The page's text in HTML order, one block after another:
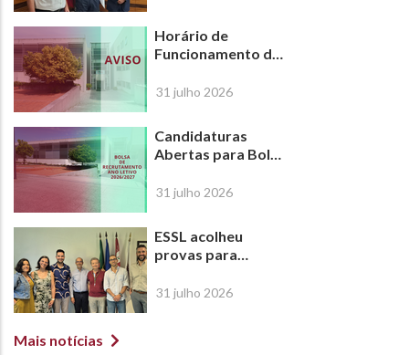
Hospitalar em
Portugal
Horário de
Funcionamento da
de agosto de 2026
31 julho 2026
Candidaturas
Abertas para Bolsa
Ano Letivo
31 julho 2026
ESSL acolheu
provas para
Título de
31 julho 2026
Mais notícias